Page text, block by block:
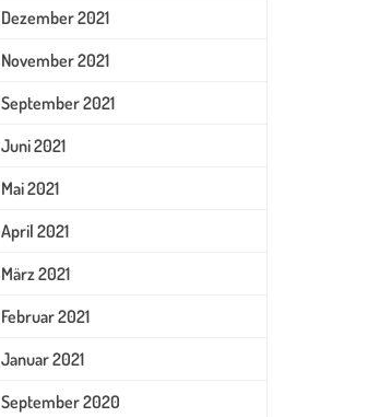
Dezember 2021
November 2021
September 2021
Juni 2021
Mai 2021
April 2021
März 2021
Februar 2021
Januar 2021
September 2020